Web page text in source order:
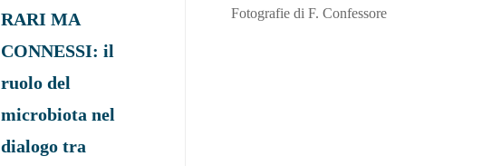
RARI MA
CONNESSI: il
ruolo del
microbiota nel
dialogo tra
Fotografie di F. Confessore